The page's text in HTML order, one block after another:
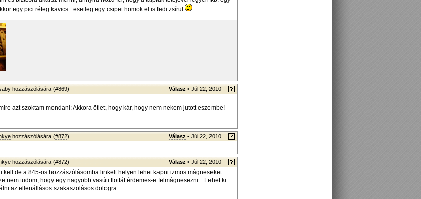
egy pici réteg kavics+ esetleg egy csipet homok el is fedi zsírul.
hozzászólására (#869) Válasz • Júl 22, 2010
azt szoktam mondani: Akkora ötlet, hogy kár, hogy nem nekem jutott eszembe!
hozzászólására (#872) Válasz • Júl 22, 2010
hozzászólására (#872) Válasz • Júl 22, 2010
kell de a 845-ös hozzászólásomba linkelt helyen lehet kapni izmos mágneseket
nem tudom, hogy egy nagyobb vasúti flottát érdemes-e felmágnesezni... Lehet ki
az ellenállásos szakaszolásos dologra.